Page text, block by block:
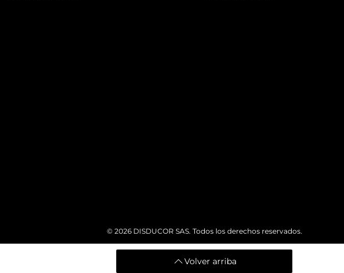
© 2026 DISDUCOR SAS. Todos los derechos reservados.
Volver arriba